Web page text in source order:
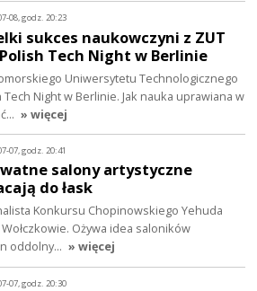
08, godz. 20:23
sukces naukowczyni z ZUT
Tech Night w Berlinie
Uniwersytetu Technologicznego
Night w Berlinie. Jak nauka uprawiana w
» więcej
07, godz. 20:41
salony artystyczne
do łask
Konkursu Chopinowskiego Yehuda
Ożywa idea saloników
oddolny… » więcej
07, godz. 20:30